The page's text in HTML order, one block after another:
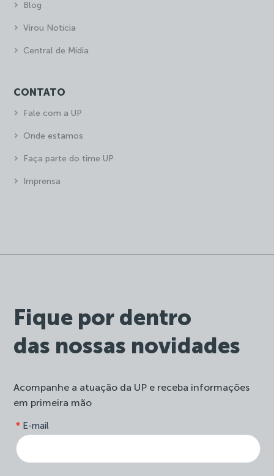
Fique por dentro
das nossas novidades
Acompanhe a atuação da UP e receba informações
em primeira mão
site-
newsletter
E-mail
*
você
é
humano,
Blog
Virou Notícia
Central de Mídia
CONTATO
Fale com a UP
Onde estamos
Faça parte do time UP
Imprensa